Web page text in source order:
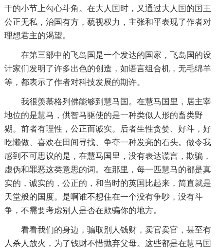
干的小节上勾心斗角。在大人国时，又通过大人国的国王
公正无私，治国有方，藐视权力，主张和平表现了作者对
理想君主的渴望。
在第三部中的飞岛国是一个发达的国家，飞岛国的设
计家们发明了许多出色的创造，如语言组合机，无毛绵羊
等，都表示了作者对科技发展的期许。
我很羡慕格列佛能够到慧马国。在慧马国里，居主宰
地位的是慧马，供智马驱使的是一种类似人形的畜类野
猢。前者有理性，公正而诚实。后者生性贪婪、好斗，好
吃懒做、喜欢在田间寻找、争夺一种发亮的石头。做令我
感到不可思议的是，在慧马国里，没有表达谎言，欺骗，
虚伪和罪恶这类意思的词。在那里，每一匹慧马的都是真
实的，诚实的，公正的，和当时的英国比起来，简直就是
天堂般的国度。是啊谁不想住在一个没有争吵，没有斗
争，不需要考虑别人是否在欺骗你的地方。
看看我们的身边，骗取别人钱财，卖官卖官，甚至有
人杀人放火，为了钱财不惜抛弃父母。这些都是在慧马国